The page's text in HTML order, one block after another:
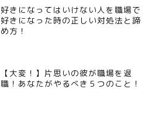
好きになってはいけない人を職場で
好きになった時の正しい対処法と諦
め方！
【大変！】片思いの彼が職場を退
職！あなたがやるべき５つのこと！